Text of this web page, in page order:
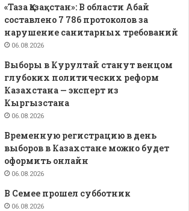
«Таза Қазақстан»: В области Абай
составлено 7 786 протоколов за
нарушение санитарных требований
06.08.2026
Выборы в Курултай станут венцом
глубоких политических реформ
Казахстана — эксперт из
Кыргызстана
06.08.2026
Временную регистрацию в день
выборов в Казахстане можно будет
оформить онлайн
06.08.2026
В Семее прошел субботник
06.08.2026